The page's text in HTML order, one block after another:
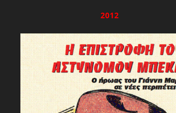
2012